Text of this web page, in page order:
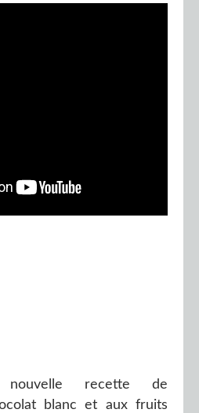
nouvelle recette de
blanc et aux fruits